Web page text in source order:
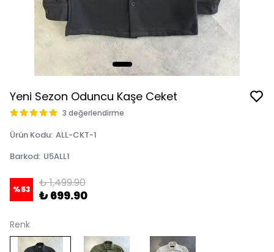
Yeni Sezon Oduncu Kaşe Ceket
3 değerlendirme
Ürün Kodu: ALL-CKT-1
Barkod: U5ALL1
%53 ₺ 1,499.90
₺ 699.90
Renk